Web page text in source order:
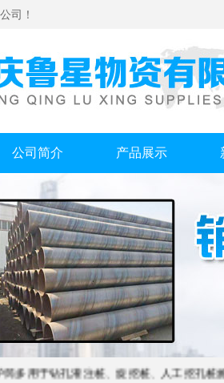
司！
公司简介 产品展示
多用于钻孔灌注桩、旋挖桩、人工挖孔桩施